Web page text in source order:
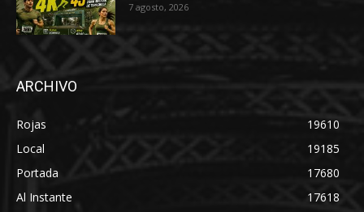
7 agosto, 2026
ARCHIVO
Rojas
19610
Local
19185
Portada
17680
Al Instante
17618